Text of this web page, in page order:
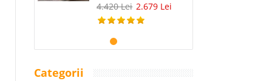
4.420 Lei 2.679 Lei
Categorii